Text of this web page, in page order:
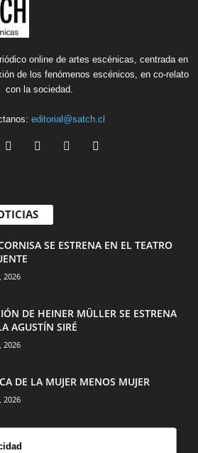
online de artes escénicas, centrada en
de los fenómenos escénicos, en co-relato
con la sociedad.
editorial@satch.cl
SE ESTRENA EN EL TEATRO
2026
DE HEINER MÜLLER SE ESTRENA
AGUSTÍN SIRÉ
2026
DE LA MUJER MENOS MUJER
2026